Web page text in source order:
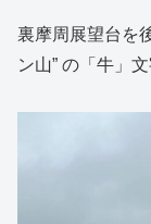
裏摩周展望台を
ン山” の「牛」文